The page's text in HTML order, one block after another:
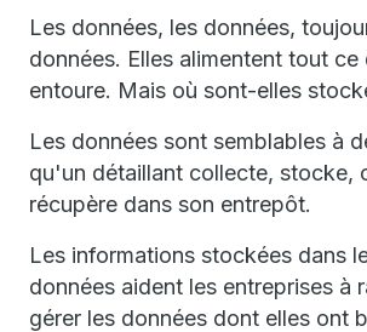
Les données, les données,
données. Elles alimentent tout ce
entoure. Mais où sont-elles
Les données sont semblables à
qu'un détaillant collecte, stocke,
récupère dans son entrepôt.
Les informations stockées dans
données aident les entreprises à
gérer les données dont elles ont